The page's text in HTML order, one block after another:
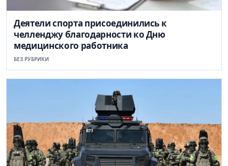
Деятели спорта присоединились к
челленджу благодарности ко Дню
медицинского работника
БЕЗ РУБРИКИ